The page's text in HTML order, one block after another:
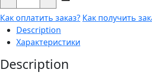
нейлон,
с
разрывом
(зеленый)
quantity
Как оплатить заказ? Как получить
Description
Характеристики
Description